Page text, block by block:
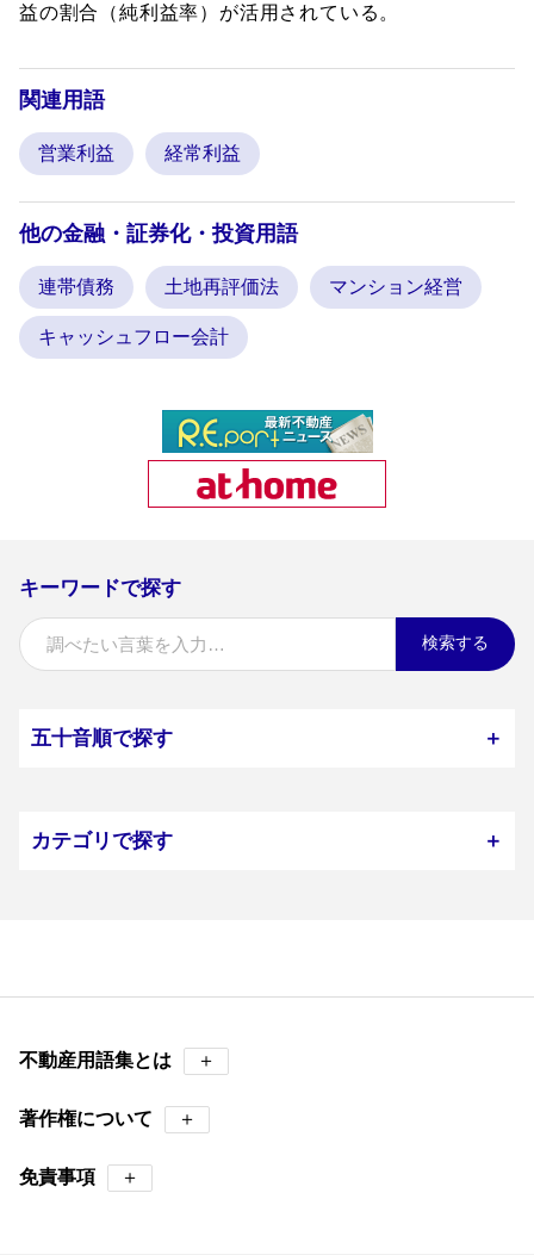
キーワードで探す
検索する
五十音順で探す ＋
カテゴリで探す ＋
益の割合（純利益率）が活用されている。
関連用語
営業利益 経常利益
他の金融・証券化・投資用語
連帯債務 土地再評価法 マンション経営
キャッシュフロー会計
不動産用語集とは ＋
著作権について ＋
免責事項 ＋